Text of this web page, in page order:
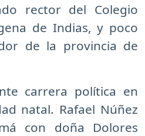
rector del Colegio
de Indias, y poco
de la provincia de
carrera política en
natal. Rafael Núñez
con doña Dolores